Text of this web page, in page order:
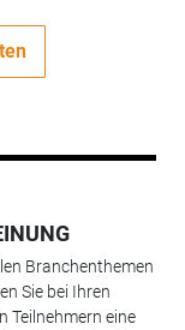
Branchenthemen
Sie bei Ihren
Teilnehmern eine